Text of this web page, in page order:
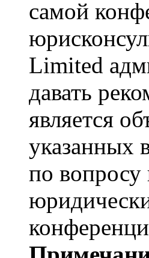
самой
Limited
давать
является
указанных
по вопросу